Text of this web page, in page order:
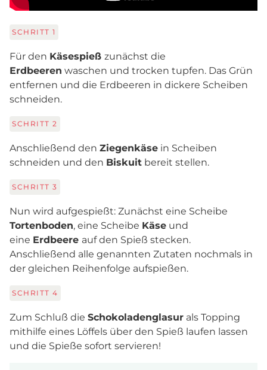
SCHRITT 1
Für den Käsespieß zunächst die
Erdbeeren waschen und trocken tupfen. Das Grün
entfernen und die Erdbeeren in dickere Scheiben
schneiden.
SCHRITT 2
Anschließend den Ziegenkäse in Scheiben
schneiden und den Biskuit bereit stellen.
SCHRITT 3
Nun wird aufgespießt: Zunächst eine Scheibe
Tortenboden, eine Scheibe Käse und
eine Erdbeere auf den Spieß stecken.
Anschließend alle genannten Zutaten nochmals in
der gleichen Reihenfolge aufspießen.
SCHRITT 4
Zum Schluß die Schokoladenglasur als Topping
mithilfe eines Löffels über den Spieß laufen lassen
und die Spieße sofort servieren!